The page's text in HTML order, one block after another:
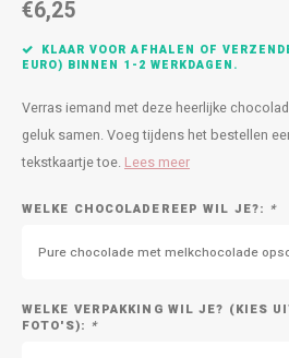
Samenwonen / Verhuizen
Nieuwste chocolade producten
Vakantie
Geslaagd
€6,25
KLAAR VOOR AFHALEN OF
EURO) BINNEN 1-2 WERKDAGEN.
Verras iemand met deze heerlijke
geluk samen. Voeg tijdens het bestellen
tekstkaartje toe. Lees meer
WELKE CHOCOLADEREEP WIL JE?: *
Pure chocolade met melkchocolade
WELKE VERPAKKING WIL JE? (KIES
FOTO'S): *